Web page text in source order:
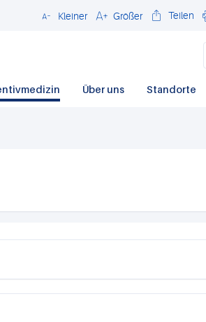
Schließen
Kleiner Größer Teilen
Über uns Standorte